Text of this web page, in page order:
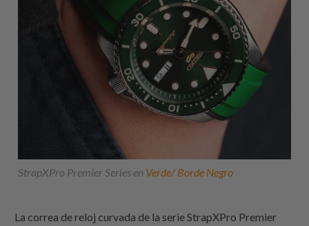
StrapXPro Premier Series en Verde/ Borde Negro
La correa de reloj curvada de la serie StrapXPro Premier